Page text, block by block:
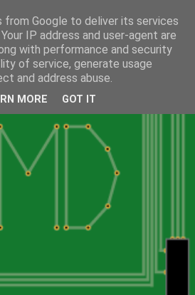
from Google to deliver its services
IP address and user-agent are
with performance and security
of service, generate usage
and address abuse.
MORE GOT IT